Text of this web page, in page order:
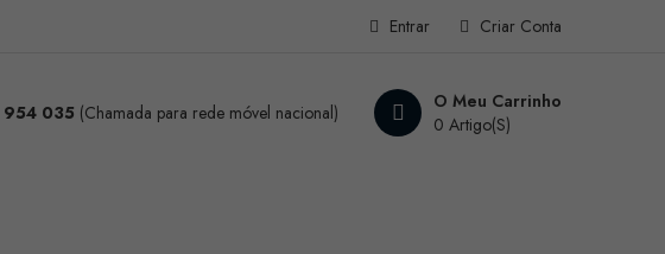
Criar Conta
Entrar
O Meu Carrinho
0 Artigo(s)
035 (Chamada para rede móvel nacional)